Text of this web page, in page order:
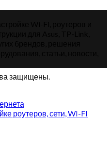
защищены.
роутеров, сети, WI-FI